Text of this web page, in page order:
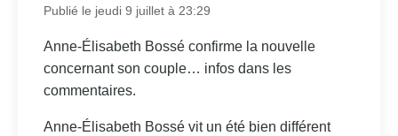
Publié le jeudi 9 juillet à 23:29
Anne-Élisabeth Bossé confirme la nouvelle
concernant son couple… infos dans les
commentaires.
Anne-Élisabeth Bossé vit un été bien différent